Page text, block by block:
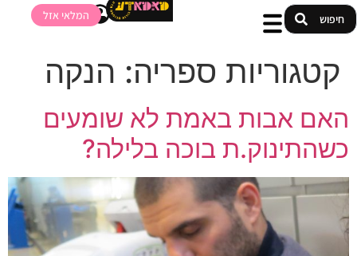
המלאי אזל
קטגוריות ספריה: הנקה
האם אבות באמת לא שומעים
כשהתינוק.ת בוכה בלילה?